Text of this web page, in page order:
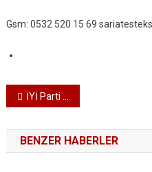
Gsm: 0532 520 15 69
Yazı dolaşımı
İYİ Parti İbrahim Yıldırım ile yola devam dedi
BENZER HABERLER